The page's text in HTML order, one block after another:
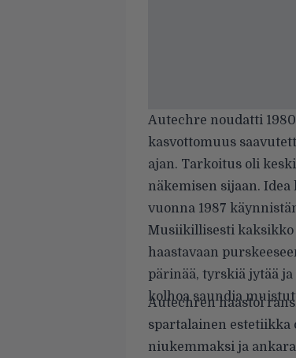
Autechre noudatti
kasvottomuus
ajan. Tarkoitus oli
näkemisen sijaan.
vuonna 1987
Musiikillisesti
haastavaan
pärinää, tyrskiä jytää
kolhoa saundia
Autechren haastoi
spartalainen
niukemmaksi ja